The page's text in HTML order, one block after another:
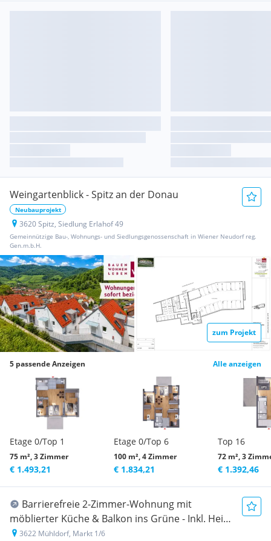
Weingartenblick - Spitz an der Donau
Neubauprojekt
3620 Spitz, Siedlung Erlahof 49
Gemeinnützige Bau-, Wohnungs- und Siedlungsgenossenschaft in Wiener Neudorf reg.
Gen.m.b.H.
zum Projekt
5 passende Anzeigen Alle anzeigen
Etage 0/Top 1
75 m², 3 Zimmer
€ 1.493,21
Etage 0/Top 6
100 m², 4 Zimmer
€ 1.834,21
Top 16
72 m², 3
€ 1.392,46
Barrierefreie 2-Zimmer-Wohnung mit
möblierter Küche & Balkon ins Grüne - Inkl. Heiz-
& Warmwasserkosten - Markt 1/6
3622 Mühldorf, Markt 1/6